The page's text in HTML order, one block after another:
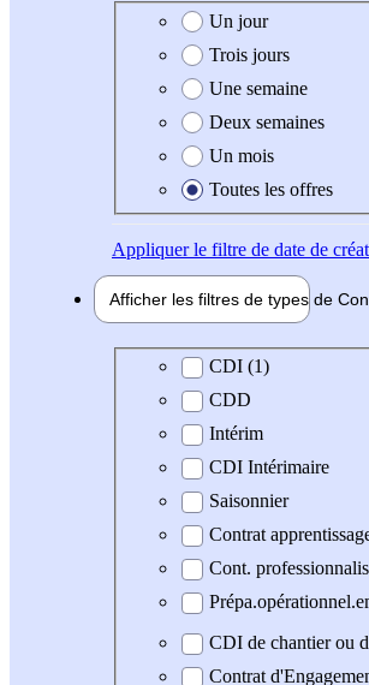
Date de création de l'offre
Un jour
Trois jours
Une semaine
Deux semaines
Un mois
Toutes les offres
Appliquerle filtre de date de
Afficher les filtres de types de
Type de contrat
CDI (1)
CDD
Intérim
CDI Intérimaire
Saisonnier
Contrat
Cont.
CDI de chantier ou
Contrat